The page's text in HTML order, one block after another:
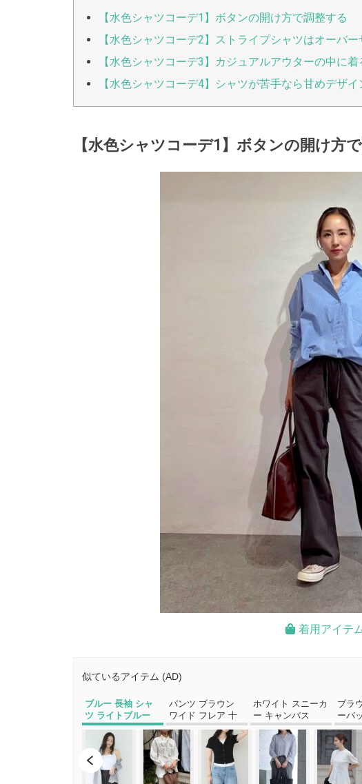
【水色シャツコーデ1】ボタンの開け方で調整する
【水色シャツコーデ2】ストライプシャツはオーバ
【水色シャツコーデ3】カジュアルアウターの中に着
【水色シャツコーデ4】シャツが苦手なら甘めデザ
【水色シャツコーデ1】ボタンの開け方
着用アイテ